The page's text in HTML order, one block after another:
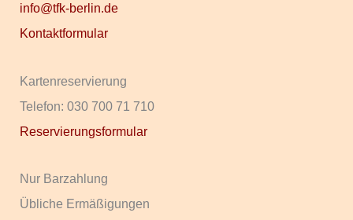
info@tfk-berlin.de
Kontaktformular
Kartenreservierung
Telefon: 030 700 71 710
Reservierungsformular
Nur Barzahlung
Übliche Ermäßigungen